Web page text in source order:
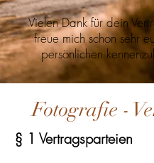
Vielen Dank für dein
freue mich schon sehr
persönlichen
Fotografie -
§ 1 Vertragsparteien